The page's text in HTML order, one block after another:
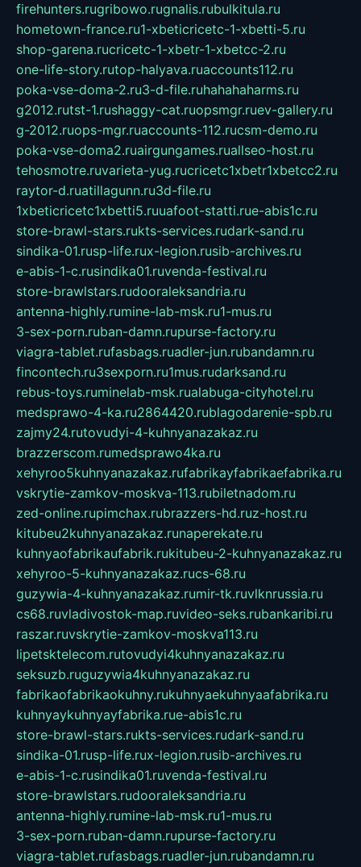
firehunters.rugribowo.rugnalis.rubulkitula.ru
hometown-france.ru1-xbeticricetc-1-xbetti-5.ru
shop-garena.rucricetc-1-xbetr-1-xbetcc-2.ru
one-life-story.rutop-halyava.ruaccounts112.ru
poka-vse-doma-2.ru3-d-file.ruhahahaharms.ru
g2012.rutst-1.rushaggy-cat.ruopsmgr.ruev-gallery.ru
g-2012.ruops-mgr.ruaccounts-112.rucsm-demo.ru
poka-vse-doma2.ruairgungames.ruallseo-host.ru
tehosmotre.ruvarieta-yug.rucricetc1xbetr1xbetcc2.ru
raytor-d.ruatillagunn.ru3d-file.ru
1xbeticricetc1xbetti5.ruuafoot-statti.rue-abis1c.ru
store-brawl-stars.rukts-services.rudark-sand.ru
sindika-01.rusp-life.rux-legion.rusib-archives.ru
e-abis-1-c.rusindika01.ruvenda-festival.ru
store-brawlstars.rudooraleksandria.ru
antenna-highly.rumine-lab-msk.ru1-mus.ru
3-sex-porn.ruban-damn.rupurse-factory.ru
viagra-tablet.rufasbags.ruadler-jun.rubandamn.ru
fincontech.ru3sexporn.ru1mus.rudarksand.ru
rebus-toys.ruminelab-msk.rualabuga-cityhotel.ru
medsprawo-4-ka.ru2864420.rublagodarenie-spb.ru
zajmy24.rutovudyi-4-kuhnyanazakaz.ru
brazzerscom.rumedsprawo4ka.ru
xehyroo5kuhnyanazakaz.rufabrikayfabrikaefabrika.ru
vskrytie-zamkov-moskva-113.rubiletnadom.ru
zed-online.rupimchax.rubrazzers-hd.ruz-host.ru
kitubeu2kuhnyanazakaz.runaperekate.ru
kuhnyaofabrikaufabrik.rukitubeu-2-kuhnyanazakaz.ru
xehyroo-5-kuhnyanazakaz.rucs-68.ru
guzywia-4-kuhnyanazakaz.rumir-tk.ruvlknrussia.ru
cs68.ruvladivostok-map.ruvideo-seks.rubankaribi.ru
raszar.ruvskrytie-zamkov-moskva113.ru
lipetsktelecom.rutovudyi4kuhnyanazakaz.ru
seksuzb.ruguzywia4kuhnyanazakaz.ru
fabrikaofabrikaokuhny.rukuhnyaekuhnyaafabrika.ru
kuhnyaykuhnyayfabrika.rue-abis1c.ru
store-brawl-stars.rukts-services.rudark-sand.ru
sindika-01.rusp-life.rux-legion.rusib-archives.ru
e-abis-1-c.rusindika01.ruvenda-festival.ru
store-brawlstars.rudooraleksandria.ru
antenna-highly.rumine-lab-msk.ru1-mus.ru
3-sex-porn.ruban-damn.rupurse-factory.ru
viagra-tablet.rufasbags.ruadler-jun.rubandamn.ru